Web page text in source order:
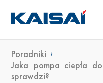
Poradniki
Jaka pompa ciepła
sprawdzi?